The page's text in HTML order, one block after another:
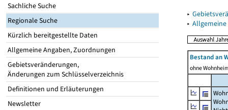
Sachliche Suche
Regionale Suche
Kürzlich bereitgestellte Daten
Allgemeine Angaben, Zuordnungen
Gebietsveränderungen,
Änderungen zum Schlüsselverzeichnis
Definitionen und Erläuterungen
Newsletter
▸
▸
Bestand an
ohne